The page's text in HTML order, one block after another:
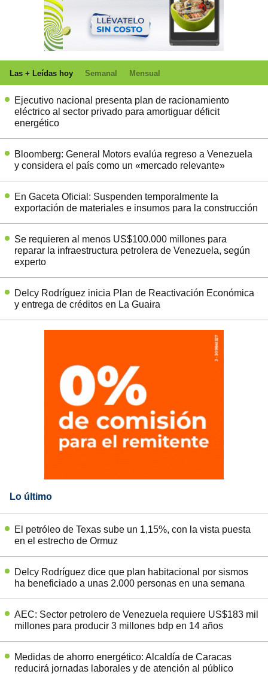
Las + Leídas hoy Semanal Mensual
Ejecutivo nacional presenta plan de racionamiento
eléctrico al sector privado para amortiguar déficit
energético
Bloomberg: General Motors evalúa regreso a Venezuela
y considera el país como un «mercado relevante»
En Gaceta Oficial: Suspenden temporalmente la
exportación de materiales e insumos para la construcción
Se requieren al menos US$100.000 millones para
reparar la infraestructura petrolera de Venezuela, según
experto
Delcy Rodríguez inicia Plan de Reactivación Económica
y entrega de créditos en La Guaira
Lo último
El petróleo de Texas sube un 1,15%, con la vista puesta
en el estrecho de Ormuz
Delcy Rodríguez dice que plan habitacional por sismos
ha beneficiado a unas 2.000 personas en una semana
AEC: Sector petrolero de Venezuela requiere US$183 mil
millones para producir 3 millones bdp en 14 años
Medidas de ahorro energético: Alcaldía de Caracas
reducirá jornadas laborales y de atención al público